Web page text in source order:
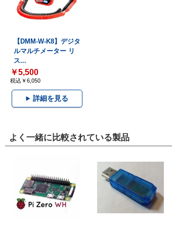
【DMM-W-K8】デジタ
ルマルチメーター リ
ス...
￥5,500
税込￥6,050
詳細を見る
よく一緒に比較されている製品